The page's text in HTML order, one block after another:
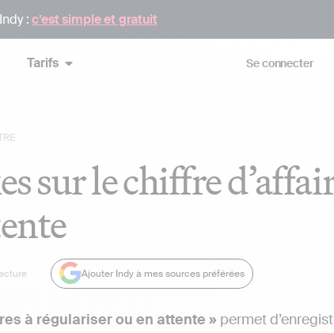
:c’est simple et gratuit
Tarifs Se connecter
sur le chiffre
Ajouter Indy à mes sources préférées
à régulariser ou en attente » permet